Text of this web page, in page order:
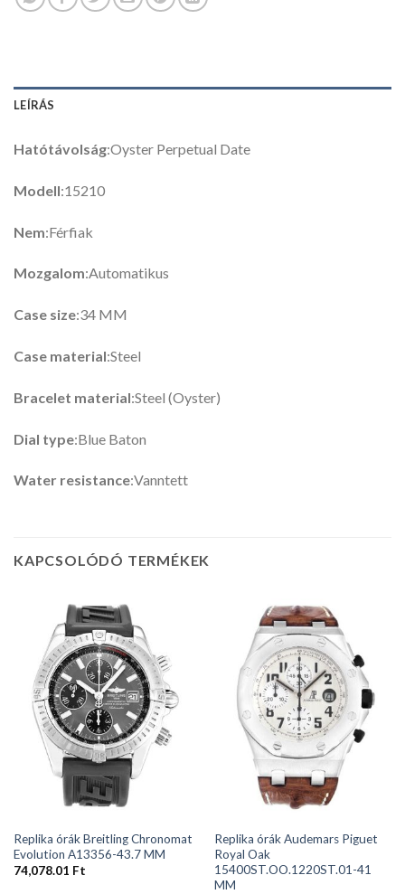
LEÍRÁS
Hatótávolság:Oyster Perpetual Date
Modell:15210
Nem:Férfiak
Mozgalom:Automatikus
Case size:34 MM
Case material:Steel
Bracelet material:Steel (Oyster)
Dial type:Blue Baton
Water resistance:Vanntett
KAPCSOLÓDÓ TERMÉKEK
Replika órák Breitling Chronomat
Evolution A13356-43.7 MM
74,078.01 Ft
Replika órák Audemars Piguet
Royal Oak
15400ST.OO.1220ST.01-41
MM